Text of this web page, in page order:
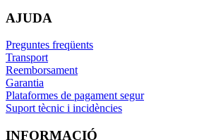
AJUDA
Preguntes freqüents
Transport
Reemborsament
Garantia
Plataformes de pagament segur
Suport tècnic i incidències
INFORMACIÓ